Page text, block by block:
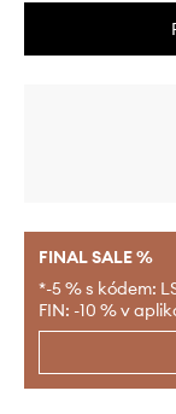
FINAL SALE %
*-5 % s kódem:
FIN: -10 % v